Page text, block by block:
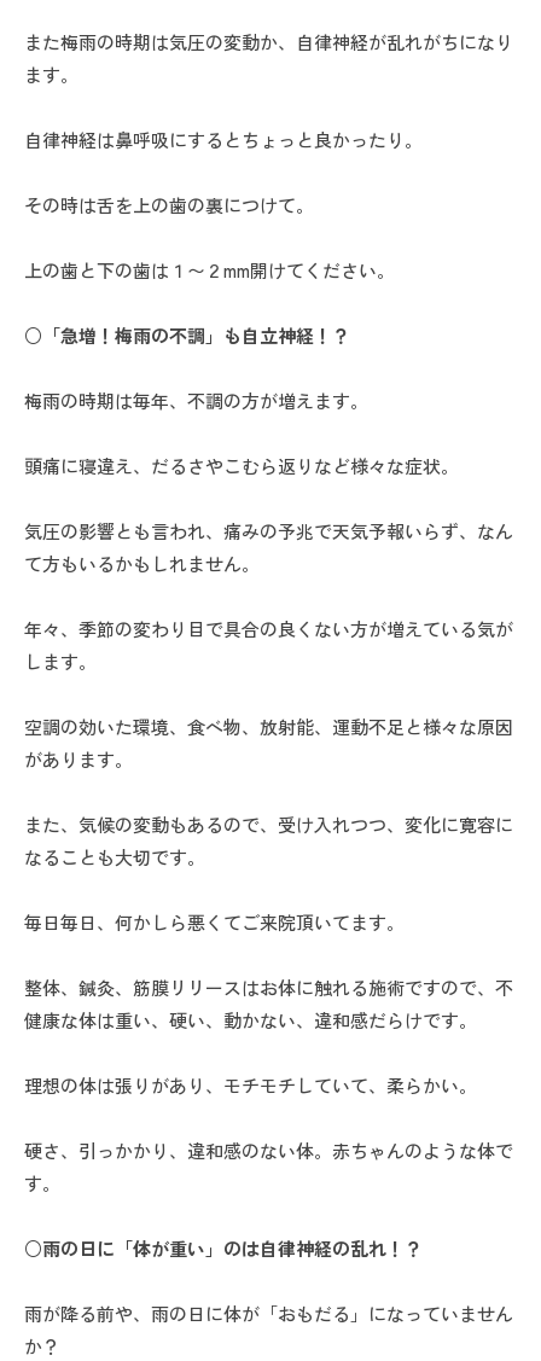
また梅雨の時期は気圧の変動か、自律神経が乱れがちになり
ます。
自律神経は鼻呼吸にするとちょっと良かったり。
その時は舌を上の歯の裏につけて。
上の歯と下の歯は１〜２mm開けてください。
○「急増！梅雨の不調」も自立神経！？
梅雨の時期は毎年、不調の方が増えます。
頭痛に寝違え、だるさやこむら返りなど様々な症状。
気圧の影響とも言われ、痛みの予兆で天気予報いらず、なん
て方もいるかもしれません。
年々、季節の変わり目で具合の良くない方が増えている気が
します。
空調の効いた環境、食べ物、放射能、運動不足と様々な原因
があります。
また、気候の変動もあるので、受け入れつつ、変化に寛容に
なることも大切です。
毎日毎日、何かしら悪くてご来院頂いてます。
整体、鍼灸、筋膜リリースはお体に触れる施術ですので、不
健康な体は重い、硬い、動かない、違和感だらけです。
理想の体は張りがあり、モチモチしていて、柔らかい。
硬さ、引っかかり、違和感のない体。赤ちゃんのような体で
す。
○雨の日に「体が重い」のは自律神経の乱れ！？
雨が降る前や、雨の日に体が「おもだる」になっていません
か？